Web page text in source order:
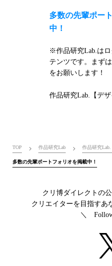
多数の先輩ポー
中！
※作品研究Lab.は
テンツです。まず
をお願いします！
作品研究Lab.【デザ
TOP 作品研究Lab 作品研究Lab.
多数の先輩ポートフォリオを掲載中！
クリ博ダイレクトの
クリエイターを目指すあ
＼